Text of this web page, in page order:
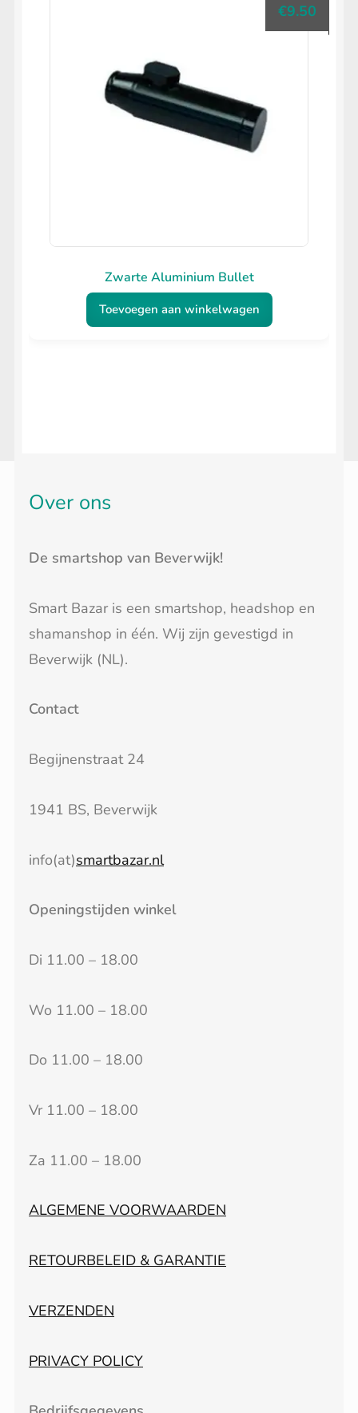
Zwarte Aluminium Bullet
€9.50
Toevoegen aan winkelwagen
Over ons
De smartshop van Beverwijk!
Smart Bazar is een smartshop, headshop en
shamanshop in één. Wij zijn gevestigd in
Beverwijk (NL).
Contact
Begijnenstraat 24
1941 BS, Beverwijk
info(at)smartbazar.nl
Openingstijden winkel
Di 11.00 – 18.00
Wo 11.00 – 18.00
Do 11.00 – 18.00
Vr 11.00 – 18.00
Za 11.00 – 18.00
ALGEMENE VOORWAARDEN
RETOURBELEID & GARANTIE
VERZENDEN
PRIVACY POLICY